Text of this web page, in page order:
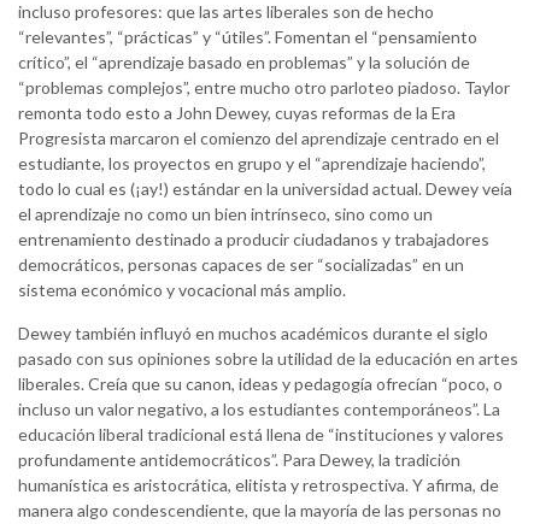
incluso profesores: que las artes liberales son de hecho
“relevantes”, “prácticas” y “útiles”. Fomentan el “pensamiento
crítico”, el “aprendizaje basado en problemas” y la solución de
“problemas complejos”, entre mucho otro parloteo piadoso. Taylor
remonta todo esto a John Dewey, cuyas reformas de la Era
Progresista marcaron el comienzo del aprendizaje centrado en el
estudiante, los proyectos en grupo y el “aprendizaje haciendo”,
todo lo cual es (¡ay!) estándar en la universidad actual. Dewey veía
el aprendizaje no como un bien intrínseco, sino como un
entrenamiento destinado a producir ciudadanos y trabajadores
democráticos, personas capaces de ser “socializadas” en un
sistema económico y vocacional más amplio.
Dewey también influyó en muchos académicos durante el siglo
pasado con sus opiniones sobre la utilidad de la educación en artes
liberales. Creía que su canon, ideas y pedagogía ofrecían “poco, o
incluso un valor negativo, a los estudiantes contemporáneos”. La
educación liberal tradicional está llena de “instituciones y valores
profundamente antidemocráticos”. Para Dewey, la tradición
humanística es aristocrática, elitista y retrospectiva. Y afirma, de
manera algo condescendiente, que la mayoría de las personas no